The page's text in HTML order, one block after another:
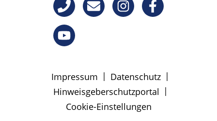
Impressum | Datenschutz |
Hinweisgeberschutzportal |
Cookie-Einstellungen